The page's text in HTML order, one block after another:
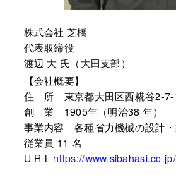
株式会社 芝橋
代表取締役
渡辺 大 氏（大田支部）
【会社概要】
住 所 東京都大田区西糀谷2-7-
創 業 1905年（明治38 年）
事業内容 各種省力機械の設計
従業員 11 名
U R L https://www.sibahasi.co.jp/